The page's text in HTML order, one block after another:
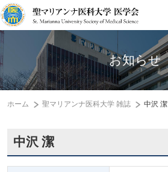
お知らせ
ホーム 聖マリアンナ医科大学 雑誌 中沢 潔
中沢 潔